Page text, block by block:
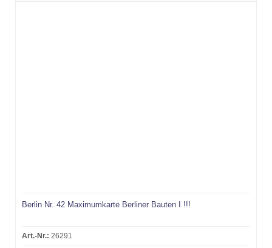
Berlin Nr. 42 Maximumkarte Berliner Bauten I !!!
Art.-Nr.: 26291